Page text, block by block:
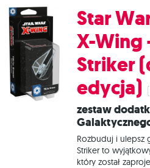
do walki z
zestawie znajduje
frachtowiec YT-
Star
X-Wing
Striker
edycja)
Zestaw dodatkowy frakcji Imperium
Rozbuduj i ulepsz
Striker to
który został